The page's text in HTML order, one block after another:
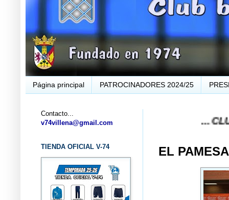
Página principal PATROCINADORES 2024/25
... CLUB
EL
Contacto...
v74villena@gmail.com
TIENDA OFICIAL V-74